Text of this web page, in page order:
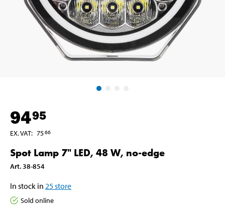
9495
EX. VAT: 7566
Spot Lamp 7" LED, 48 W, no-edge
Art. 38-854
In stock in 25store
Sold online